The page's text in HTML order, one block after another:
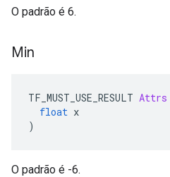
O padrão é 6.
Min
TF_MUST_USE_RESULT Attrs
float x
)
O padrão é -6.